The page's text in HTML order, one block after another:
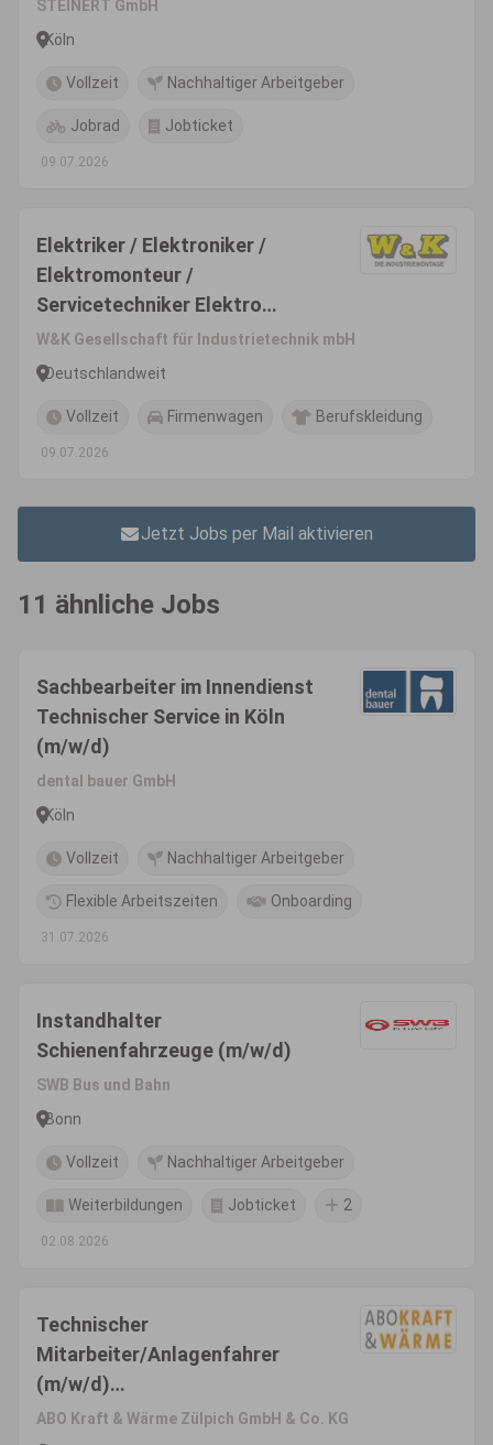
STEINERT GmbH
Köln
Vollzeit Nachhaltiger Arbeitgeber
Jobrad Jobticket
09.07.2026
Elektriker / Elektroniker /
Elektromonteur /
Servicetechniker Elektro
(m/w/d)
W&K Gesellschaft für Industrietechnik mbH
Deutschlandweit
Vollzeit Firmenwagen Berufskleidung
09.07.2026
Jetzt Jobs per Mail aktivieren
11 ähnliche Jobs
Sachbearbeiter im Innendienst
Technischer Service in Köln
(m/w/d)
dental bauer GmbH
Köln
Vollzeit Nachhaltiger Arbeitgeber
Flexible Arbeitszeiten Onboarding
31.07.2026
Instandhalter
Schienenfahrzeuge (m/w/d)
SWB Bus und Bahn
Bonn
Vollzeit Nachhaltiger Arbeitgeber
Weiterbildungen Jobticket 2
02.08.2026
Technischer
Mitarbeiter/Anlagenfahrer
(m/w/d)
Abfallvergärungsanlage
ABO Kraft & Wärme Zülpich GmbH & Co. KG